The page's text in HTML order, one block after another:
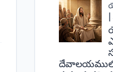
దేవాలయములో